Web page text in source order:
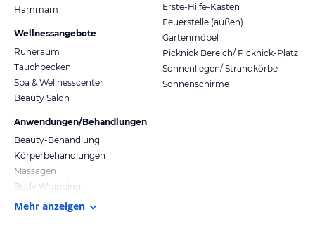
Hammam
Wellnessangebote
Ruheraum
Tauchbecken
Spa & Wellnesscenter
Beauty Salon
Anwendungen/Behandlungen
Beauty-Behandlung
Körperbehandlungen
Massagen
Body Wrapping
Erste-Hilfe-Kasten
Feuerstelle (außen)
Gartenmöbel
Picknick Bereich/ Picknick-Platz
Sonnenliegen/ Strandkörbe
Sonnenschirme
Mehr anzeigen